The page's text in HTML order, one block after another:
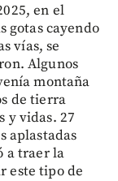
en el
gotas cayendo
vías, se
Algunos
montaña
de tierra
y vidas. 27
aplastadas
a traer la
este tipo de